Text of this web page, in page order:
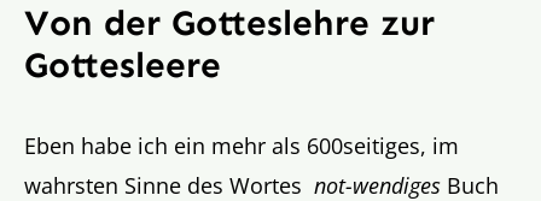
Von der Gotteslehre zur
Gottesleere
Eben habe ich ein mehr als 600seitiges, im
wahrsten Sinne des Wortes not-wendiges Buch